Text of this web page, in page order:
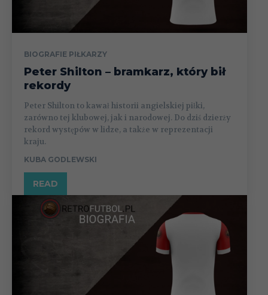
BIOGRAFIE PIŁKARZY
Peter Shilton – bramkarz, który bił
rekordy
Peter Shilton to kawał historii angielskiej piłki,
zarówno tej klubowej, jak i narodowej. Do dziś dzierży
rekord występów w lidze, a także w reprezentacji
kraju.
KUBA GODLEWSKI
READ